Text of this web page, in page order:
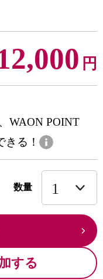
円
WAON POINT
る！
数量
する